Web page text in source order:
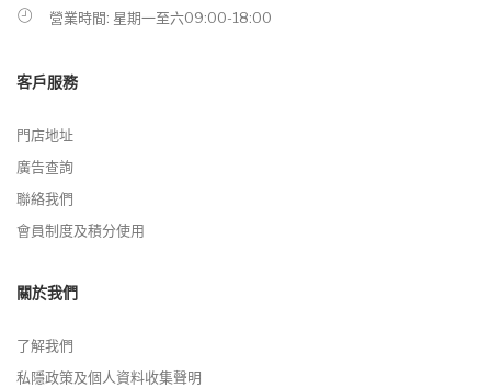
營業時間: 星期一至六09:00-18:00
客戶服務
門店地址
廣告查詢
聯絡我們
會員制度及積分使用
關於我們
了解我們
私隱政策及個人資料收集聲明